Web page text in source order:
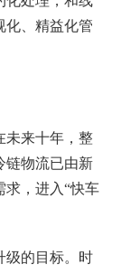
化、精益化管
未来十年，整
链物流已由新
求，进入“快车
级的目标。时